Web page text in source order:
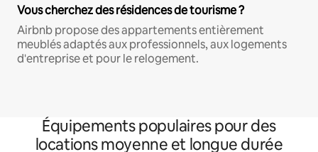
Vous cherchez des résidences de tourisme ?
Airbnb propose des appartements entièrement
meublés adaptés aux professionnels, aux logements
d'entreprise et pour le relogement.
Équipements populaires pour des
locations moyenne et longue durée